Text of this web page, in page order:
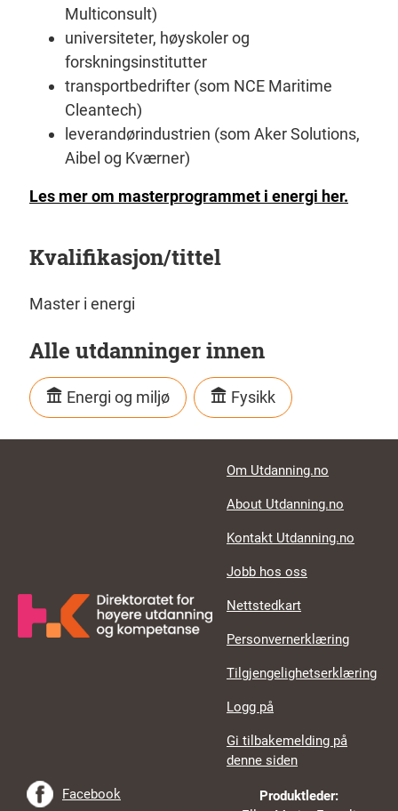
Multiconsult)
universiteter, høyskoler og
forskningsinstitutter
transportbedrifter (som NCE Maritime
Cleantech)
leverandørindustrien (som Aker Solutions,
Aibel og Kværner)
Les mer om masterprogrammet i energi her.
Kvalifikasjon/tittel
Master i energi
Alle utdanninger innen
Energi og miljø Fysikk
Footer links
Om Utdanning.no
About Utdanning.no
Kontakt Utdanning.no
Jobb hos oss
Nettstedkart
Personvernerklæring
Tilgjengelighetserklæring
Logg på
Gi tilbakemelding på
denne siden
Produktleder:
Facebook